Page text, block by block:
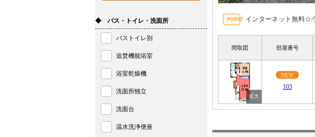
インターネット無料☆/
間取図 部屋番号
NEW
103
◆ バス・トイレ・洗面所
バストイレ別
追焚機能浴室
浴室乾燥機
洗面所独立
洗面台
温水洗浄便座